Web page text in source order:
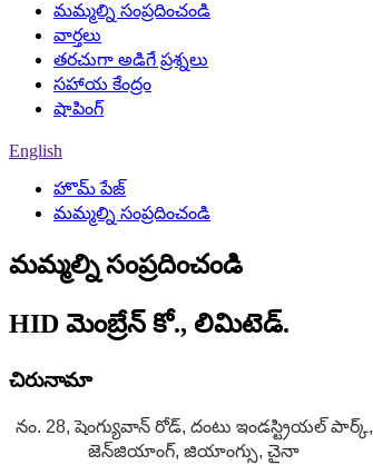
మమ్మల్ని సంప్రదించండి
వార్తలు
తరచుగా అడిగే ప్రశ్నలు
సహాయ కేంద్రం
షాపింగ్
English
హొమ్ పేజ్
మమ్మల్ని సంప్రదించండి
మమ్మల్ని సంప్రదించండి
HID మెంబ్రేన్ కో., లిమిటెడ్.
చిరునామా
నం. 28, షెంగ్యువాన్ రోడ్, దంటు ఇండస్ట్రియల్ పార్క్,
జెన్‌జియాంగ్, జియాంగ్సు, చైనా